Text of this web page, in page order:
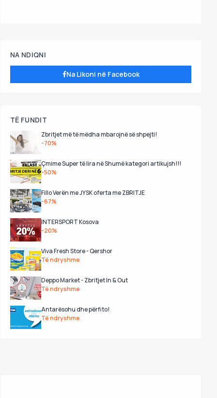
NA NDIQNI
Na Likoni në Facebook
TË FUNDIT
Zbritjet më të mëdha mbarojnë së shpejti!
-70%
Çmime Super të lira në Shumë kategori artikujsh!!!
-50%
Fillo Verën me JYSK oferta me ZBRITJE
-67%
INTERSPORT Kosova
-20%
Viva Fresh Store - Qershor
Të ndryshme
Deppo Market - Zbritjet In & Out
Të ndryshme
Antarësohu dhe përfito!
Të ndryshme